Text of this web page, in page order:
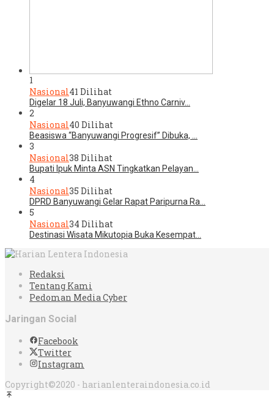
1
Nasional41 Dilihat
Digelar 18 Juli, Banyuwangi Ethno Carniv…
2
Nasional40 Dilihat
Beasiswa “Banyuwangi Progresif” Dibuka, …
3
Nasional38 Dilihat
Bupati Ipuk Minta ASN Tingkatkan Pelayan…
4
Nasional35 Dilihat
DPRD Banyuwangi Gelar Rapat Paripurna Ra…
5
Nasional34 Dilihat
Destinasi Wisata Mikutopia Buka Kesempat…
Redaksi
Tentang Kami
Pedoman Media Cyber
Jaringan Social
Facebook
Twitter
Instagram
Copyright©2020 - harianlenteraindonesia.co.id